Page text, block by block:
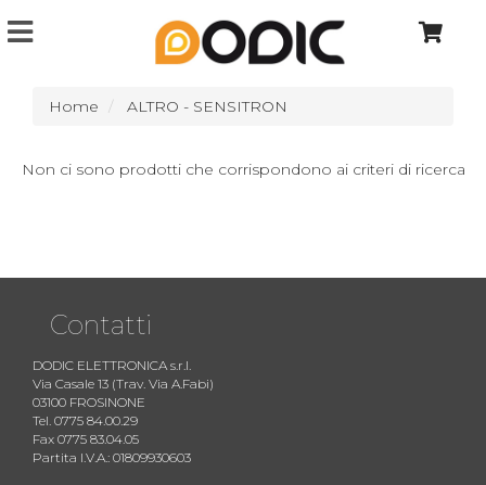
Home ALTRO - SENSITRON
Non ci sono prodotti che corrispondono ai criteri di ricerca
Contatti
DODIC ELETTRONICA s.r.l.
Via Casale 13 (Trav. Via A.Fabi)
03100 FROSINONE
Tel. 0775 84.00.29
Fax 0775 83.04.05
Partita I.V.A.: 01809930603